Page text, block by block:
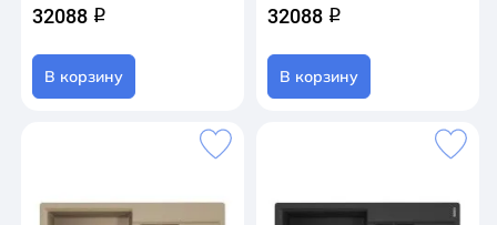
32088 q
В корзину
32088 q
В корзину